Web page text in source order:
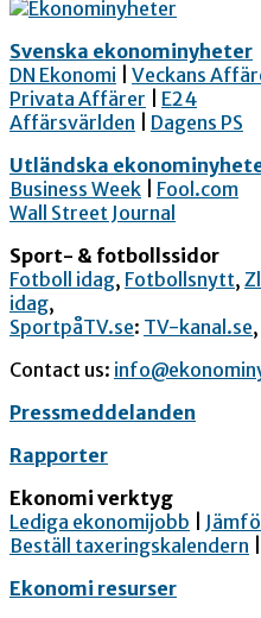
Svenska ekonominyheter
DN Ekonomi
Veckans
Privata Affärer
E24
Affärsvärlden
Dagens PS
Utländska
Business Week
Fool.com
Wall Street Journal
Sport- & fotbollssidor
Fotboll idag, Fotbollsnytt,
idag,
SportpåTV.se: TV-kanal.se,
Contact us:
Pressmeddelanden
Rapporter
Ekonomi verktyg
Lediga ekonomijobb
Beställ taxeringskalendern
Ekonomi resurser